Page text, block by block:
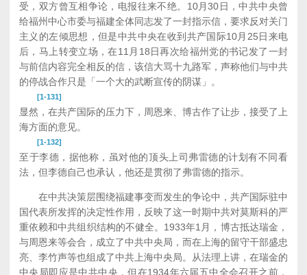
受，双方曾互相争论，电报往来不绝。10月30日，中共中央曾
给福州中心市委与福建全体同志发了一封指示信，要求反对关门
主义的左倾思想，但是中共中央在收到共产国际10月25日来电
后，马上转变立场，在11月18日再次给福州党的书记发了一封
与前信内容完全相反的信，该信大骂十九路军，声称他们与中共
的停战合作只是「一个大的武断宣传的阴谋」。
[1-131]
显然，在共产国际的压力下，周恩来、博古作了让步，接受了上
海方面的意见。
[1-132]
至于李德，据他称，虽对他的顶头上司弗雷德的计划有不同看
法，但李德自己也承认，他还是贯彻了弗雷德的指示。
在中共决策层围绕福建事变而发生的争论中，共产国际驻中
国代表所发挥的决定性作用，反映了这一时期中共对莫斯科的严
重依赖和中共组织结构的不健全。1933年1月，博古抵达瑞金，
与周恩来等会合，成立了中共中央局，而在上海的留守干部盛忠
亮、李竹声等也组成了中共上海中央局。从法理上讲，在瑞金的
中央局即应是中共中央，但在1934年六届五中全会召开之前，